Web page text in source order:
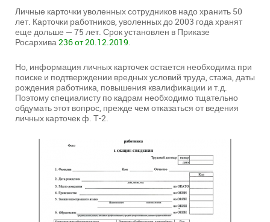
Личные карточки уволенных сотрудников надо хранить 50
лет. Карточки работников, уволенных до 2003 года хранят
еще дольше — 75 лет. Срок установлен в Приказе
Росархива236 от 20.12.2019.
Но, информация личных карточек остается необходима при
поиске и подтверждении вредных условий труда, стажа, даты
рождения работника, повышения квалификации и т.д.
Поэтому специалисту по кадрам необходимо тщательно
обдумать этот вопрос, прежде чем отказаться от ведения
личных карточек ф. Т-2.